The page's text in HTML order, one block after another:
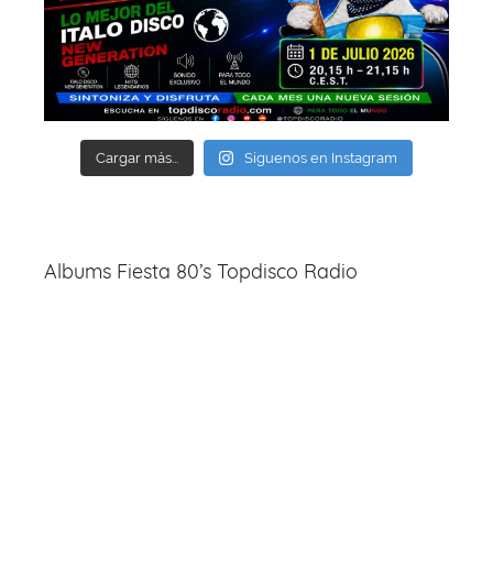
Cargar más... Síguenos en Instagram
Albums Fiesta 80’s Topdisco Radio